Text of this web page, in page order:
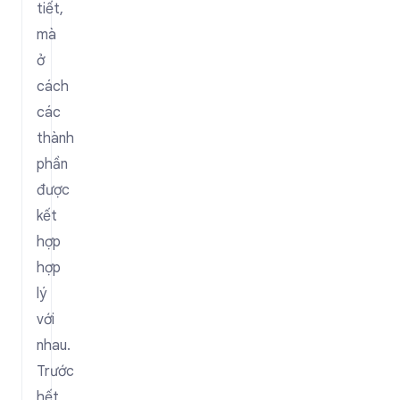
tiết,
mà
ở
cách
các
thành
phần
được
kết
hợp
hợp
lý
với
nhau.
Trước